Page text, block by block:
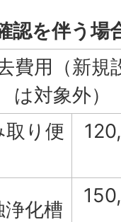
認を伴う場
費用（新規
は対象外）
取り便
浄化槽